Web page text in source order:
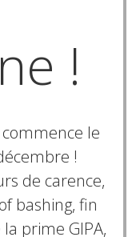
!
commence le
!
de carence,
bashing, fin
la prime GIPA,